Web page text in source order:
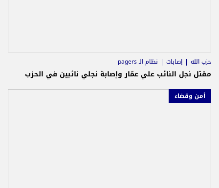
حزب الله إصابات نظام الـ pagers
مقتل نجل النائب علي عمّار وإصابة نجلي نائبين في الحزب
أمن وقضاء